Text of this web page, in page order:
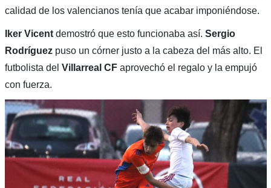
calidad de los valencianos tenía que acabar imponiéndose.
Iker Vicentdemostró que esto funcionaba así. Sergio
Rodríguezpuso un córner justo a la cabeza del más alto. El
futbolista del Villarreal CFaprovechó el regalo y la empujó
con fuerza.